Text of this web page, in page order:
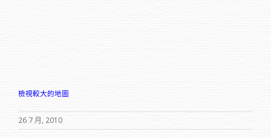
檢視較大的地圖
26 7 月, 2010